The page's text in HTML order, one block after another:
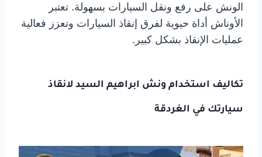
الونش على رفع ونقل السيارات بسهولة. تعتبر
الأوناش أداة حيوية لفرق إنقاذ السيارات وتعزز فعالية
عمليات الإنقاذ بشكل كبير.
تكاليف استخدام ونش ابراهيم السيد لانقاذ
سيارتك في الغردقة